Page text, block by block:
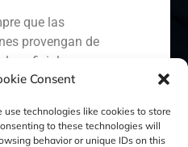
Consent
technologies like cookies to store
to these technologies will
behavior or unique IDs on this
Colombia
Chile
que las
provengan de
oficiales.
personal
del contacto.
intento